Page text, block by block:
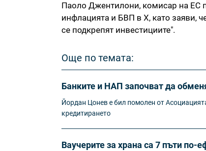
Паоло Джентилони, комисар на ЕС
инфлацията и БВП в X, като заяви,
се подкрепят инвестициите".
Още по темата:
Банките и НАП започват да
Йордан Цонев е бил помолен от
кредитирането
Ваучерите за храна са 7 пъти по-